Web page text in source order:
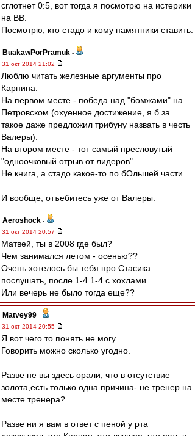
сглотнет 0:5, вот тогда я посмотрю на истерики
на ВВ.
Посмотрю, кто стадо и кому памятники ставить.
BuakawPorPramuk -
31 окт 2014 21:02
Люблю читать железные аргументы про
Карпина.
На первом месте - победа над "бомжами" на
Петровском (охуенное достижение, я б за
такое даже предложил трибуну назвать в честь
Валеры).
На втором месте - тот самый пресловутый
"одноочковый отрыв от лидеров".
Не книга, а стадо какое-то по бОльшей части.
И вообще, отъебитесь уже от Валеры.
Aeroshock -
31 окт 2014 20:57
Матвей, ты в 2008 где был?
Чем занимался летом - осенью??
Очень хотелось бы тебя про Стасика
послушать, после 1-4 1-4 с хохлами
Или вечерь не было тогда еще??
Matvey99 -
31 окт 2014 20:55
Я вот чего то понять не могу.
Говорить можно сколько угодно.
Разве не вы здесь орали, что в отсутствие
золота,есть только одна причина- не тренер на
месте тренера?
Разве ни я вам в ответ с пеной у рта